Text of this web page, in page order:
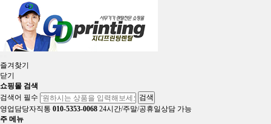
즐겨찾기
닫기
쇼핑몰 검색
검색어 필수
검색
영업담당자직통 010-5353-0068 24시간/주말/공휴일상담 가능
주 메뉴